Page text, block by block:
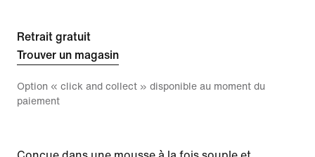
Retrait gratuit
Trouver un magasin
Option « click and collect » disponible au moment du
paiement